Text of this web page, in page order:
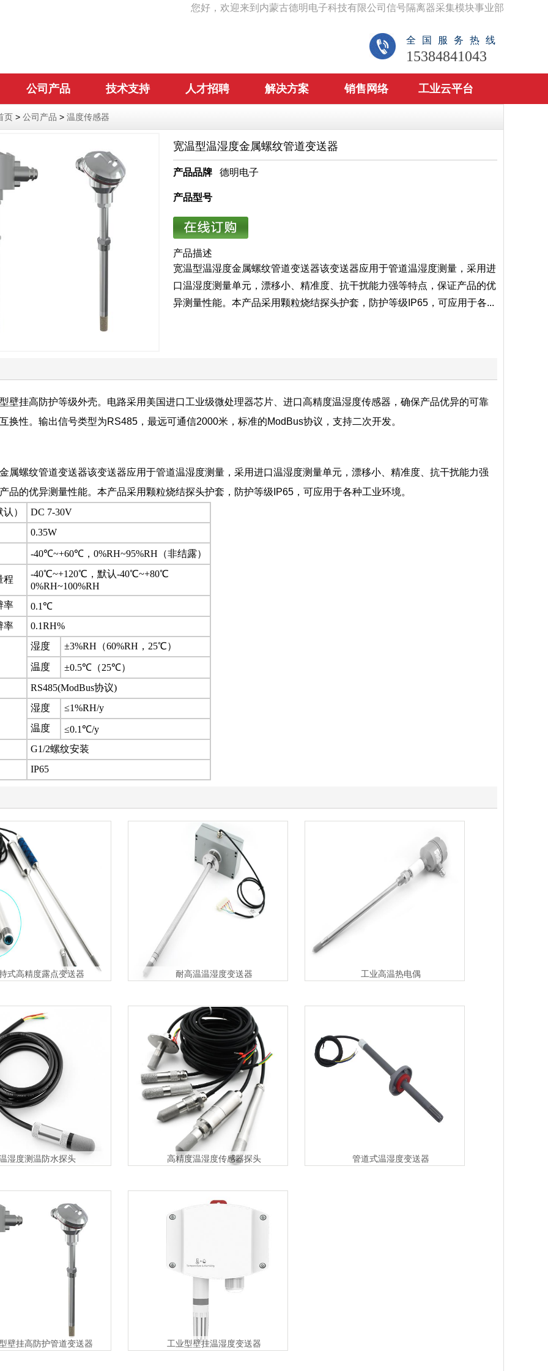
您好，欢迎来到内蒙古德明电子科技有限公司信号隔离器采集模块事业部
全国服务热线
15384841043
公司产品 技术支持 人才招聘 解决方案 销售网络 工业云平台
页 > 公司产品 > 温度传感器
宽温型温湿度金属螺纹管道变送器
产品品牌 德明电子
产品型号
产品描述
宽温型温湿度金属螺纹管道变送器该变送器应用于管道温湿度测量，采用进
口温湿度测量单元，漂移小、精准度、抗干扰能力强等特点，保证产品的优
异测量性能。本产品采用颗粒烧结探头护套，防护等级IP65，可应用于各...
壁挂高防护等级外壳。电路采用美国进口工业级微处理器芯片、进口高精度温湿度传感器，确保产品优异的可靠
换性。输出信号类型为RS485，最远可通信2000米，标准的ModBus协议，支持二次开发。
属螺纹管道变送器该变送器应用于管道温湿度测量，采用进口温湿度测量单元，漂移小、精准度、抗干扰能力强
品的优异测量性能。本产品采用颗粒烧结探头护套，防护等级IP65，可应用于各种工业环境。
）
DC 7-30V
0.35W
-40℃~+60℃，0%RH~95%RH（非结露）
程
-40℃~+120℃，默认-40℃~+80℃
0%RH~100%RH
率
0.1℃
率
0.1RH%
湿度
±3%RH（60%RH，25℃）
温度
±0.5℃（25℃）
RS485(ModBus协议)
湿度
≤1%RH/y
温度
≤0.1℃/y
G1/2螺纹安装
IP65
式高精度露点变送器 耐高温温湿度变送器 工业高温热电偶
湿度测温防水探头 高精度温湿度传感器探头 管道式温湿度变送器
壁挂高防护管道变送器 工业型壁挂温湿度变送器